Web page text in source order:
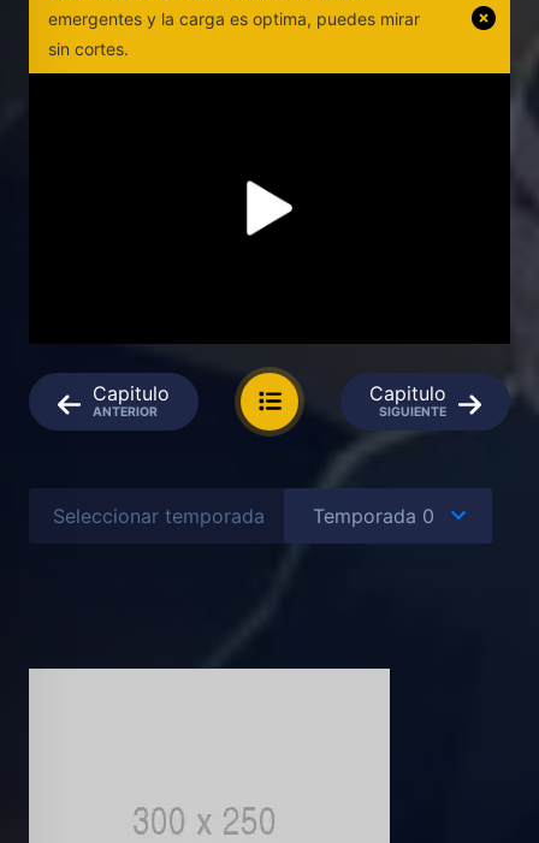
emergentes y la carga es optima, puedes mirar
sin cortes.
Capitulo
ANTERIOR
Capitulo
SIGUIENTE
Seleccionar temporada